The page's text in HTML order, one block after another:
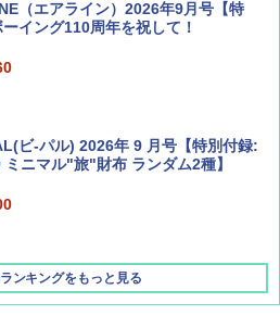
（エアライン）2026年9月号【特
イング110周年を祝して！
ビ-パル) 2026年 9 月号【特別付録:
ミニマル"旅"財布 ランダム2種】
ンキングをもっと見る